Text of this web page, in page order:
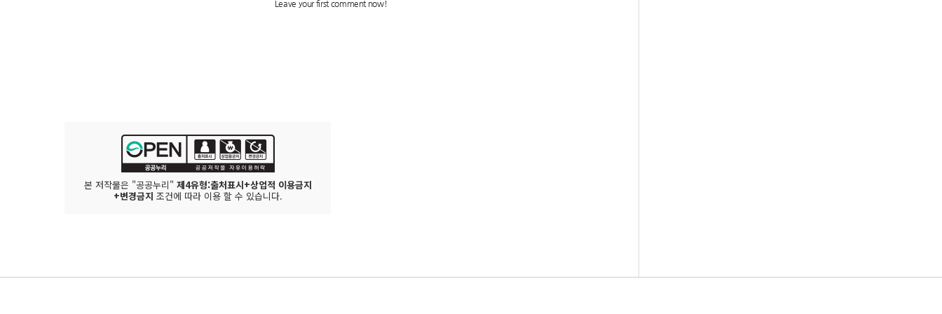
본 저작물은 "공공누리" 제4유형:출처표시+상업적 이용금지
+변경금지 조건에 따라 이용 할 수 있습니다.